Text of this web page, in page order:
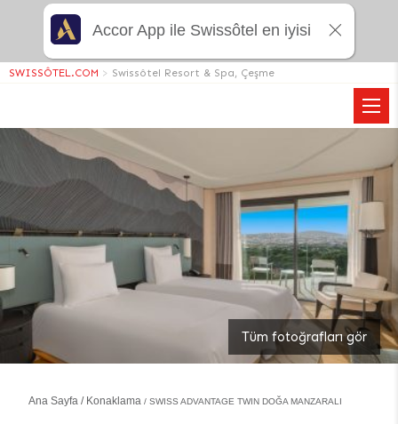
Tüm fotoğrafları gör
Ana Sayfa Konaklama SWISS ADVANTAGE TWIN DOĞA MANZARALI
SWISSÔTEL.COM > Swissôtel Resort & Spa, Çeşme
Accor App ile Swissôtel en iyisi